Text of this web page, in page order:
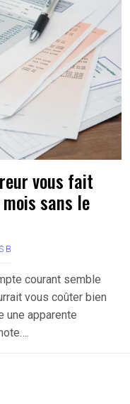
vous fait
sans le
B
courant semble
vous coûter bien
une apparente